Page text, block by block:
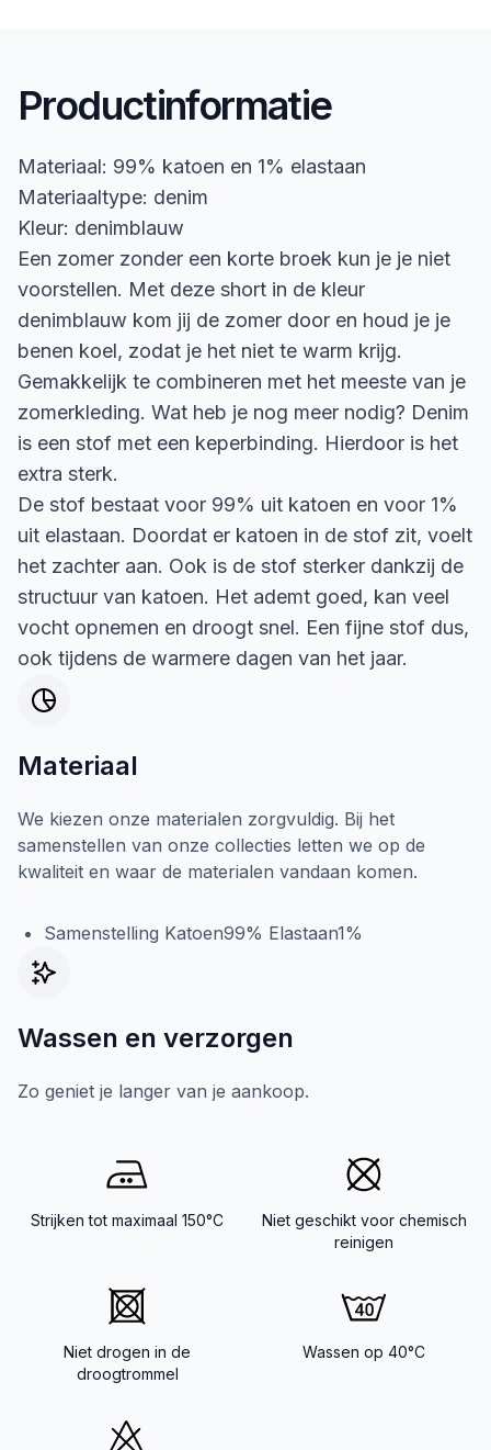
Productinformatie
Materiaal: 99% katoen en 1% elastaan
Materiaaltype: denim
Kleur: denimblauw
Een zomer zonder een korte broek kun je je niet
voorstellen. Met deze short in de kleur
denimblauw kom jij de zomer door en houd je je
benen koel, zodat je het niet te warm krijg.
Gemakkelijk te combineren met het meeste van je
zomerkleding. Wat heb je nog meer nodig? Denim
is een stof met een keperbinding. Hierdoor is het
extra sterk.
De stof bestaat voor 99% uit katoen en voor 1%
uit elastaan. Doordat er katoen in de stof zit, voelt
het zachter aan. Ook is de stof sterker dankzij de
structuur van katoen. Het ademt goed, kan veel
vocht opnemen en droogt snel. Een fijne stof dus,
ook tijdens de warmere dagen van het jaar.
Materiaal
We kiezen onze materialen zorgvuldig. Bij het
samenstellen van onze collecties letten we op de
kwaliteit en waar de materialen vandaan komen.
Samenstelling Katoen99% Elastaan1%
Wassen en verzorgen
Zo geniet je langer van je aankoop.
Strijken tot maximaal 150°C
Niet geschikt voor chemisch
reinigen
Niet drogen in de
droogtrommel
Wassen op 40°C